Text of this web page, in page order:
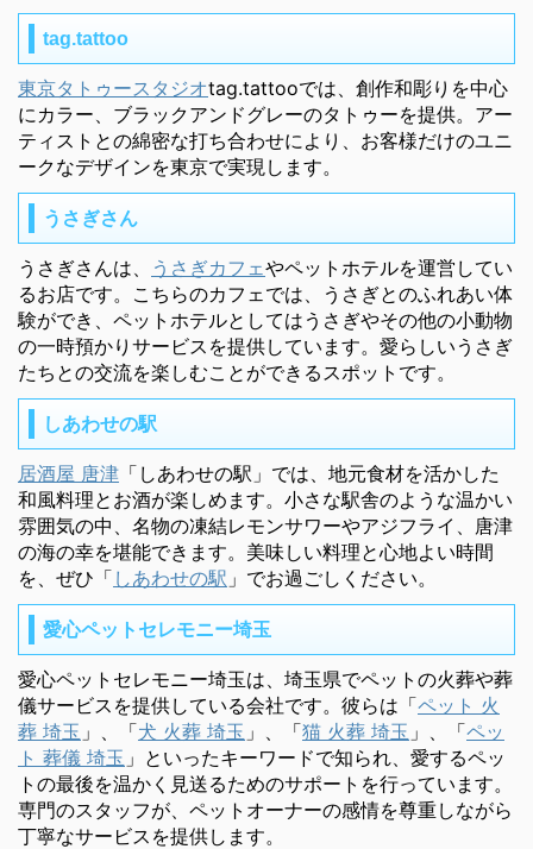
tag.tattoo
東京タトゥースタジオtag.tattooでは、創作和彫りを中心
にカラー、ブラックアンドグレーのタトゥーを提供。アー
ティストとの綿密な打ち合わせにより、お客様だけのユニ
ークなデザインを東京で実現します。
うさぎさん
うさぎさんは、 うさぎカフェやペットホテルを運営してい
るお店です。こちらのカフェでは、うさぎとのふれあい体
験ができ、ペットホテルとしてはうさぎやその他の小動物
の一時預かりサービスを提供しています。愛らしいうさぎ
たちとの交流を楽しむことができるスポットです。
しあわせの駅
居酒屋 唐津 「しあわせの駅」では、地元食材を活かした
和風料理とお酒が楽しめます。小さな駅舎のような温かい
雰囲気の中、名物の凍結レモンサワーやアジフライ、唐津
の海の幸を堪能できます。美味しい料理と心地よい時間
を、ぜひ「 しあわせの駅 」でお過ごしください。
愛心ペットセレモニー埼玉
愛心ペットセレモニー埼玉は、埼玉県でペットの火葬や葬
儀サービスを提供している会社です。彼らは「ペット 火
葬 埼玉 」、「犬 火葬 埼玉 」、「猫 火葬 埼玉 」、「ペッ
ト 葬儀 埼玉 」といったキーワードで知られ、愛するペッ
トの最後を温かく見送るためのサポートを行っています。
専門のスタッフが、ペットオーナーの感情を尊重しながら
丁寧なサービスを提供します。